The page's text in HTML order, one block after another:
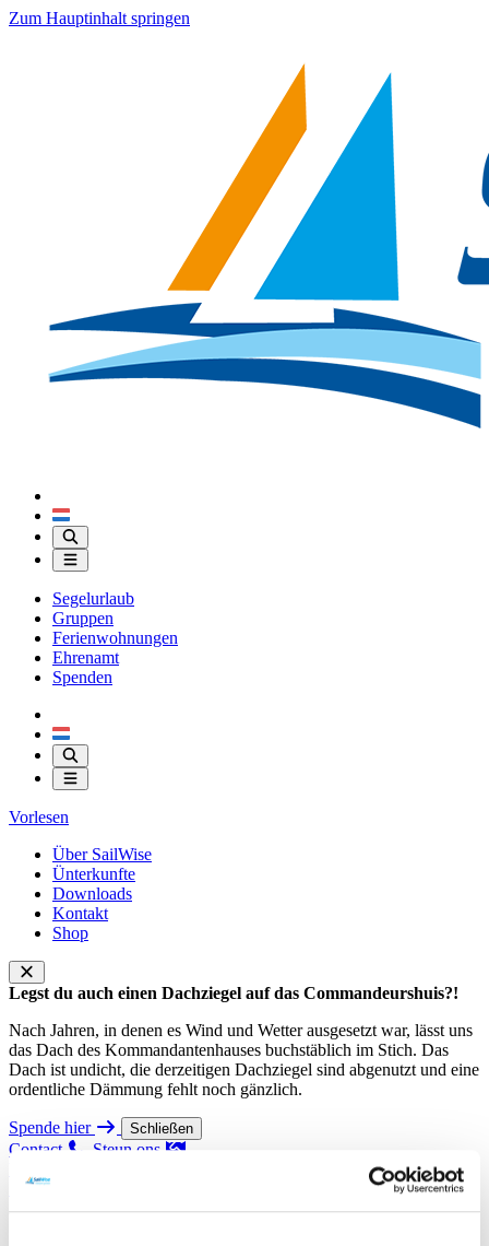
Zum Hauptinhalt springen
Segelurlaub
Gruppen
Ferienwohnungen
Ehrenamt
Spenden
Vorlesen
Über SailWise
Ünterkunfte
Downloads
Kontakt
Shop
Legst du auch einen Dachziegel auf das Commandeurshuis?!
Nach Jahren, in denen es Wind und Wetter ausgesetzt war, lässt uns
das Dach des Kommandantenhauses buchstäblich im Stich. Das
Dach ist undicht, die derzeitigen Dachziegel sind abgenutzt und eine
ordentliche Dämmung fehlt noch gänzlich.
Spende hier Schließen
Contact
Steun ons
Startseite
Gewinner der IRMA-
Aktion 2026 bekannt!